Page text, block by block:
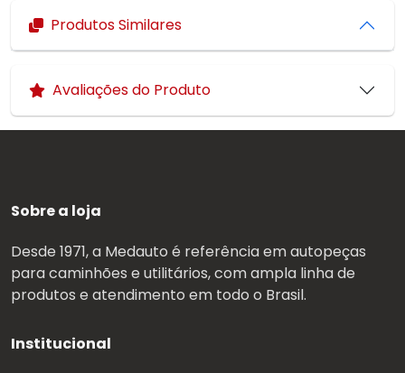
Produtos Similares
Avaliações do Produto
Sobre a loja
Desde 1971, a Medauto é referência em autopeças
para caminhões e utilitários, com ampla linha de
produtos e atendimento em todo o Brasil.
Institucional